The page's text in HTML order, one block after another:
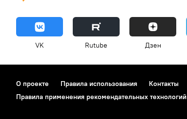
VK Rutube Дзен
О проекте Правила использования Контакты
Правила применения рекомендательных технологий